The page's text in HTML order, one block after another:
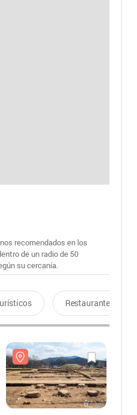
recomendados en los
de un radio de 50
su cercanía.
Restaurantes